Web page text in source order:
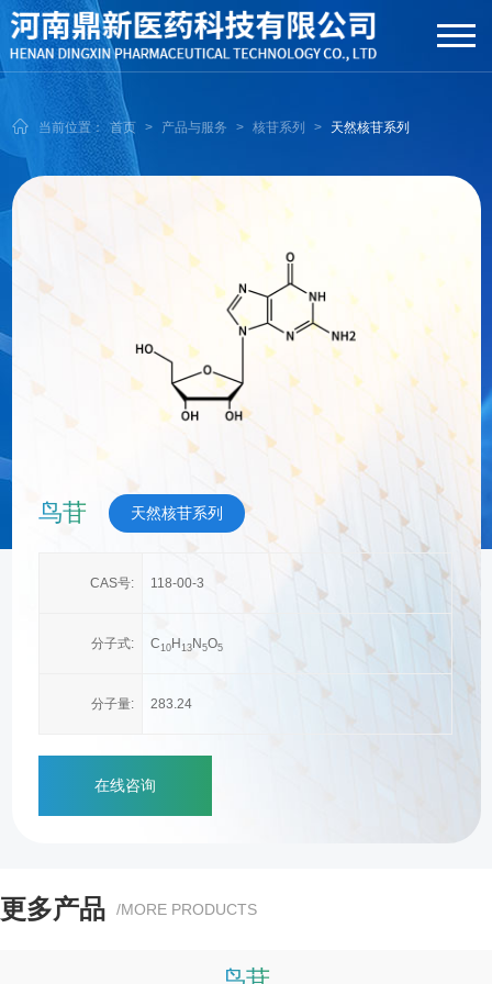
当前位置： 首页 > 产品与服务 > 核苷系列 > 天然核苷系列
鸟苷 天然核苷系列
CAS号: 118-00-3
分子式: C 10 H 13 N5O5
分子量: 283.24
在线咨询
更多产品 /MORE PRODUCTS